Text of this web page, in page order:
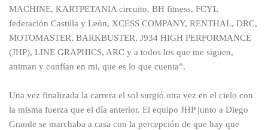
MACHINE, KARTPETANIA circuito, BH fitness, FCYL
federación Castilla y León, XCESS COMPANY, RENTHAL, DRC,
MOTOMASTER, BARKBUSTER, J934 HIGH PERFORMANCE
(JHP), LINE GRAPHICS, ARC y a todos los que me siguen,
animan y confían en mi, que es lo que cuenta”.
Una vez finalizada la carrera el sol surgió otra vez en el cielo con
la misma fuerza que el día anterior. El equipo JHP junto a Diego
Grande se marchaba a casa con la percepción de que hay que